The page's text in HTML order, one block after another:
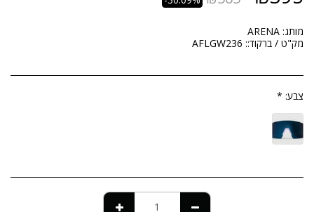
מותג: ARENA
מק"ט / ברקוד:: AFLGW236
צבע: *